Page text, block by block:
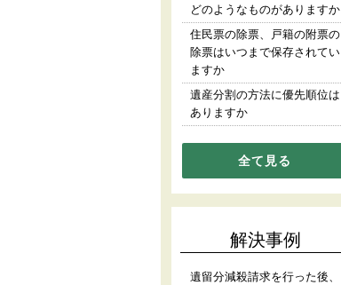
どのようなものがありますか
住民票の除票、戸籍の附票の
除票はいつまで保存されてい
ますか
遺産分割の方法に優先順位は
ありますか
全て見る
解決事例
遺留分減殺請求を行った後、